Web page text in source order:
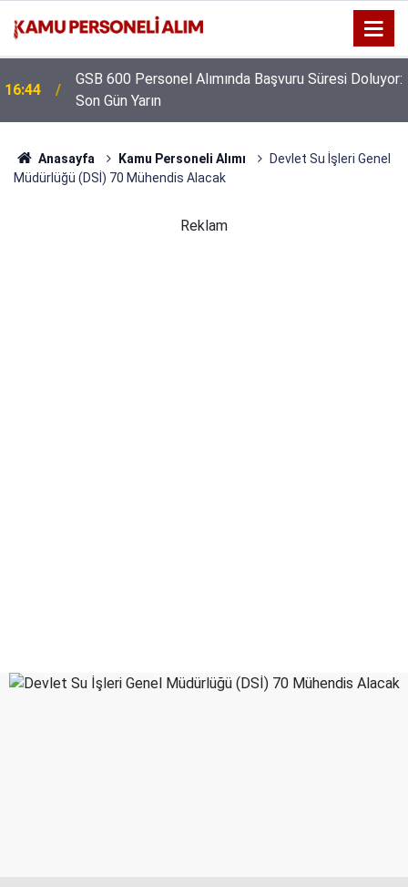
16:44
GSB 600 Personel Alımında Başvuru Süresi Doluyor:
Son Gün Yarın
Anasayfa Kamu Personeli Alımı
Devlet Su İşleri Genel
Müdürlüğü (DSİ) 70 Mühendis Alacak
Reklam